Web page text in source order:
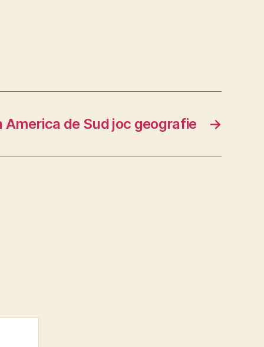
→
America de Sud joc geografie